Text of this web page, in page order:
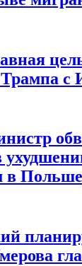
Трампа с
в Польше